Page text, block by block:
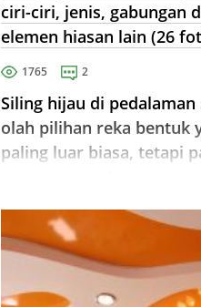
ciri-ciri, jenis, gabungan
elemen hiasan lain (26
1765 2
Siling hijau di pedalaman
olah pilihan reka bentuk
paling luar biasa, tetapi
positif terhadap
memberikan keamanan
memancarkan tenang.